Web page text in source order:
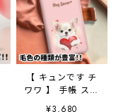
【 キュンです チ
ワワ 】 手帳 スマ
ホケース 犬 う